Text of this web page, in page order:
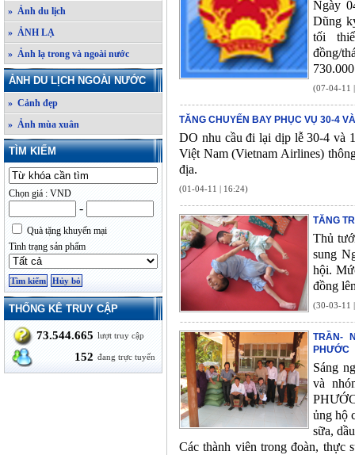
» Ảnh du lịch
» ẢNH LẠ
» Ảnh lạ trong và ngoài nước
ẢNH DU LỊCH NGOÀI NƯỚC
» Cảnh đẹp
» Ảnh mùa xuân
TÌM KIẾM
Chọn giá : VND
-
Quà tặng khuyến mại
Tình trạng sản phẩm
THỐNG KÊ TRUY CẬP
73.544.665 lượt truy cập
152 đang trực tuyến
Ngày
Dũng
tối
đồng/
(07-04-11
TĂNG CHUYẾN BAY PHỤC VỤ 30-4
DO nhu cầu đi lại dịp lễ 30-4 và
Việt Nam (Vietnam Airlines)
địa.
(01-04-11 | 16:24)
TĂNG
Thủ
sung
hội.
đồng
(30-03-11
TRẦN-
PHƯỚC
Sáng
và
ủng hộ
sữa,
Các thành viên trong đoàn, thực